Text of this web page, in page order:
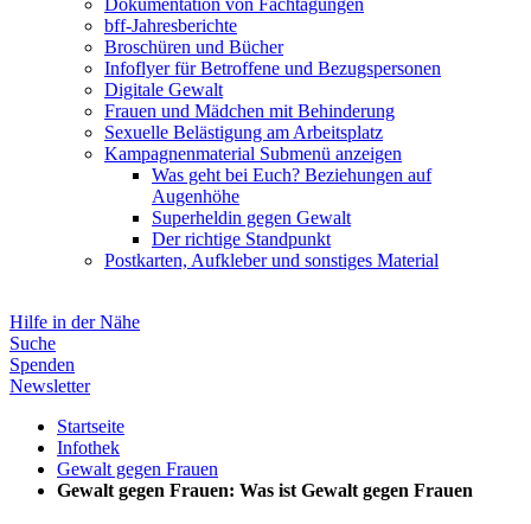
Dokumentation von Fachtagungen
bff-Jahresberichte
Broschüren und Bücher
Infoflyer für Betroffene und Bezugspersonen
Digitale Gewalt
Frauen und Mädchen mit Behinderung
Sexuelle Belästigung am Arbeitsplatz
Kampagnenmaterial Submenü anzeigen
Was geht bei Euch? Beziehungen auf
Augenhöhe
Superheldin gegen Gewalt
Der richtige Standpunkt
Postkarten, Aufkleber und sonstiges Material
Hilfe in der Nähe
Suche
Spenden
Newsletter
Startseite
Infothek
Gewalt gegen Frauen
Gewalt gegen Frauen: Was ist Gewalt gegen Frauen